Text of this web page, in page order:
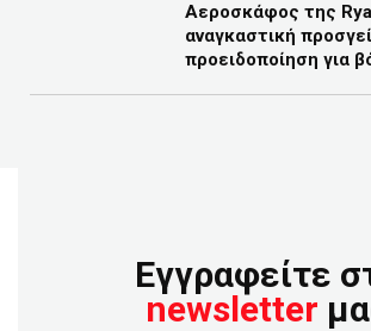
Αεροσκάφος της
αναγκαστική
προειδοποίηση για
Εγγραφείτε
newsletter